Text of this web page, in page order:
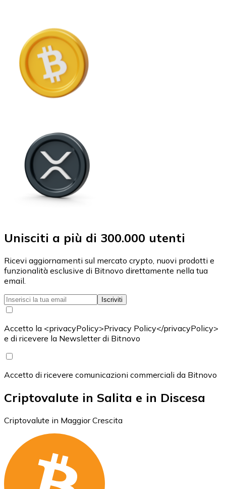
Unisciti a più di 300.000 utenti
Ricevi aggiornamenti sul mercato crypto, nuovi prodotti e
funzionalità esclusive di Bitnovo direttamente nella tua
email.
Iscriviti
Accetto la <privacyPolicy>Privacy Policy</privacyPolicy>
e di ricevere la Newsletter di Bitnovo
Accetto di ricevere comunicazioni commerciali da Bitnovo
Criptovalute in Salita e in Discesa
Criptovalute in Maggior Crescita